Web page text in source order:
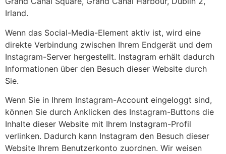
Irland.
Wenn das Social-Media-Element aktiv ist, wird eine
direkte Verbindung zwischen Ihrem Endgerät und dem
Instagram-Server hergestellt. Instagram erhält dadurch
Informationen über den Besuch dieser Website durch
Sie.
Wenn Sie in Ihrem Instagram-Account eingeloggt sind,
können Sie durch Anklicken des Instagram-Buttons die
Inhalte dieser Website mit Ihrem Instagram-Profil
verlinken. Dadurch kann Instagram den Besuch dieser
Website Ihrem Benutzerkonto zuordnen. Wir weisen